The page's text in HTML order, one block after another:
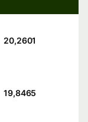
20,2601
19,8465